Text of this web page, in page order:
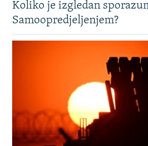
Koliko je izgledan
Samoopredjeljenjem?